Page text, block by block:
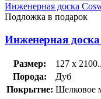
Инженерная доска
Подложка в подарок
Инженерная
Размер:
127 x
Порода:
Дуб
Покрытие: Шелковое